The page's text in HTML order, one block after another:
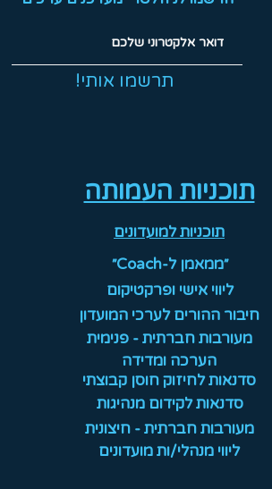
!תרשמו אותי
תוכניות העמותה
תוכניות למועדונים
״ממאמן ל-Coach״
ליווי אישי ופרקטיקום
חיבור ההורים לערכי המועדון
מעורבות חברתית - פנימית
הערכה ומדידה
סדנאות לחיזוק חוסן קבוצתי
סדנאות לקידום מנהיגות
מעורבות חברתית - חיצונית
ליווי מנהלי/ות מועדונים